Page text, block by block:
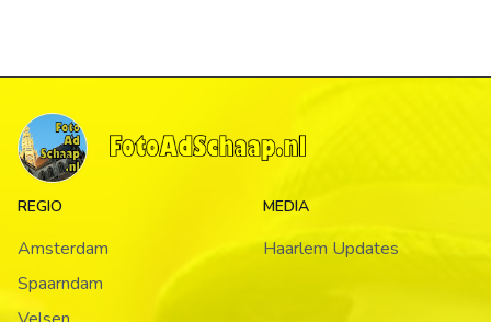
REGIO
Amsterdam
Spaarndam
MEDIA
Haarlem Updates